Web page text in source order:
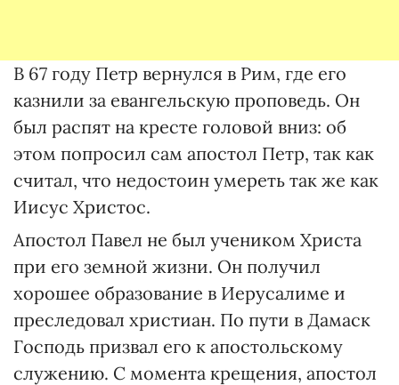
В 67 году Петр вернулся в Рим, где его
казнили за евангельскую проповедь. Он
был распят на кресте головой вниз: об
этом попросил сам апостол Петр, так как
считал, что недостоин умереть так же как
Иисус Христос.
Апостол Павел не был учеником Христа
при его земной жизни. Он получил
хорошее образование в Иерусалиме и
преследовал христиан. По пути в Дамаск
Господь призвал его к апостольскому
служению. С момента крещения, апостол